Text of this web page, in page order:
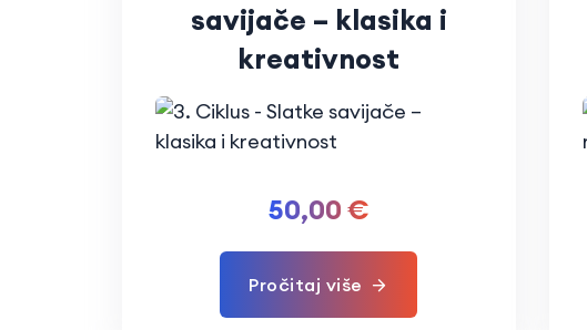
savijače – klasika i
kreativnost
50,00 €
Pročitaj više